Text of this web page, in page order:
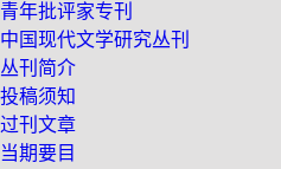
青年批评家专刊
中国现代文学研究丛刊
丛刊简介
投稿须知
过刊文章
当期要目